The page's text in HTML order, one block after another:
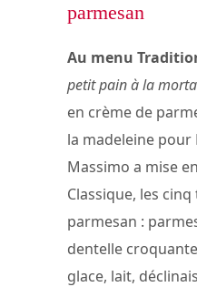
parmesan
Au menu
petit pain à la
en crème de
la madeleine pour
Massimo a mise
Classique, les
parmesan :
dentelle
glace, lait,